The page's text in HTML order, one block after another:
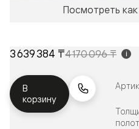
Посмотреть
3 639 384 ₸4 170 096 ₸ i
В
корзину